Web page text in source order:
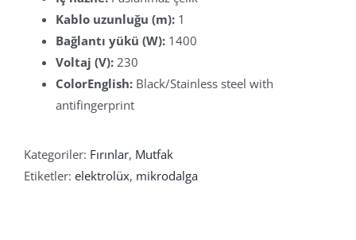
Kablo uzunluğu (m): 1
Bağlantı yükü (W): 1400
Voltaj (V): 230
ColorEnglish: Black/Stainless steel with
antifingerprint
Kategoriler: Fırınlar, Mutfak
Etiketler: elektrolüx, mikrodalga